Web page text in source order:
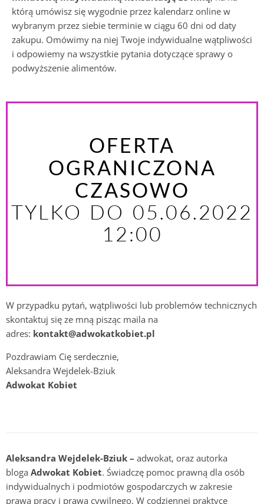
którą umówisz się wygodnie przez kalendarz online w
wybranym przez siebie terminie w ciągu 60 dni od daty
zakupu. Omówimy na niej Twoje indywidualne wątpliwości
i odpowiemy na wszystkie pytania dotyczące sprawy o
podwyższenie alimentów.
OFERTA
OGRANICZONA
CZASOWO
TYLKO DO 05.06.2022
12:00
W przypadku pytań, wątpliwości lub problemów technicznych
skontaktuj się ze mną pisząc maila na
adres: kontakt@adwokatkobiet.pl
Pozdrawiam Cię serdecznie,
Aleksandra Wejdelek-Bziuk
Adwokat Kobiet
Aleksandra Wejdelek-Bziuk – adwokat, oraz autorka
bloga Adwokat Kobiet. Świadczę pomoc prawną dla osób
indywidualnych i podmiotów gospodarczych w zakresie
prawa pracy i prawa cywilnego. W codziennej praktyce